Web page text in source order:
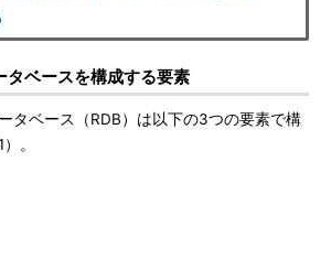
タベースを構成する要素
タベース（RDB）は以下の3つの要素で構
。